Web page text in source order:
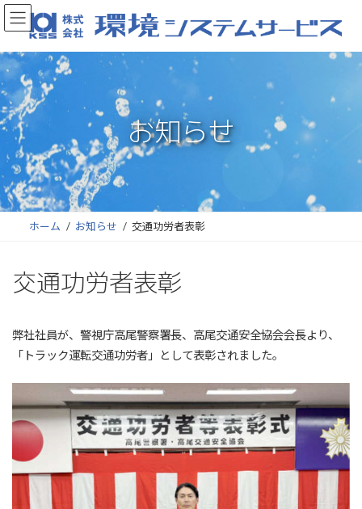
コ
ン
テ
ン
ツ
へ
ス
キ
プ
ナ
ビ
ゲ
ー
シ
ョ
ン
に
動
お知らせ
ホーム お知らせ 交通功労者表彰
交通功労者表彰
弊社社員が、警視庁高尾警察署長、高尾交通安全協会会長より、
「トラック運転交通功労者」として表彰されました。